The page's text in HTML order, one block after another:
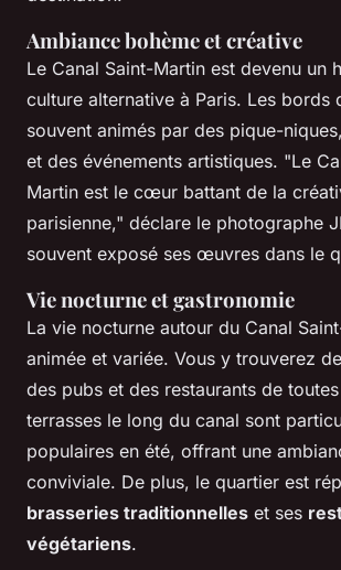
Ambiance bohème et créative
Le Canal Saint-Martin est devenu un
culture alternative à Paris. Les bords
souvent animés par des pique-
et des événements artistiques. "Le
Martin est le cœur battant de la
parisienne," déclare le photographe
souvent exposé ses œuvres dans le
Vie nocturne et gastronomie
La vie nocturne autour du Canal
animée et variée. Vous y trouverez
des pubs et des restaurants de
terrasses le long du canal sont
populaires en été, offrant une
conviviale. De plus, le quartier est
brasseries traditionnelles et ses
végétariens.